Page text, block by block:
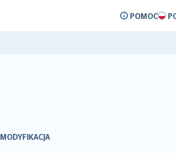
POMOC
MODYFIKACJA